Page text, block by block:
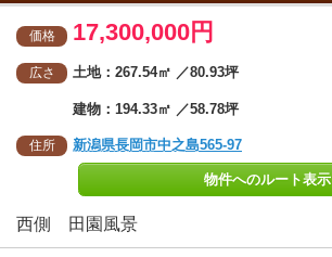
価格 17,300,000円
広さ 土地：267.54㎡ ／80.93坪
建物：194.33㎡ ／58.78坪
住所 新潟県長岡市中之島565-97
物件へのルート表示
西側 田園風景